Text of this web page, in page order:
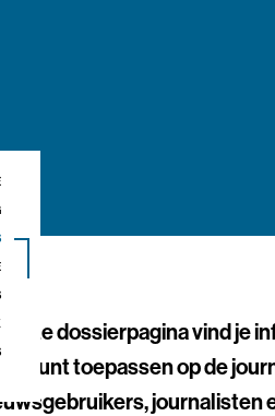
deze dossierpagina vind je
die kunt toepassen op de
journalisten